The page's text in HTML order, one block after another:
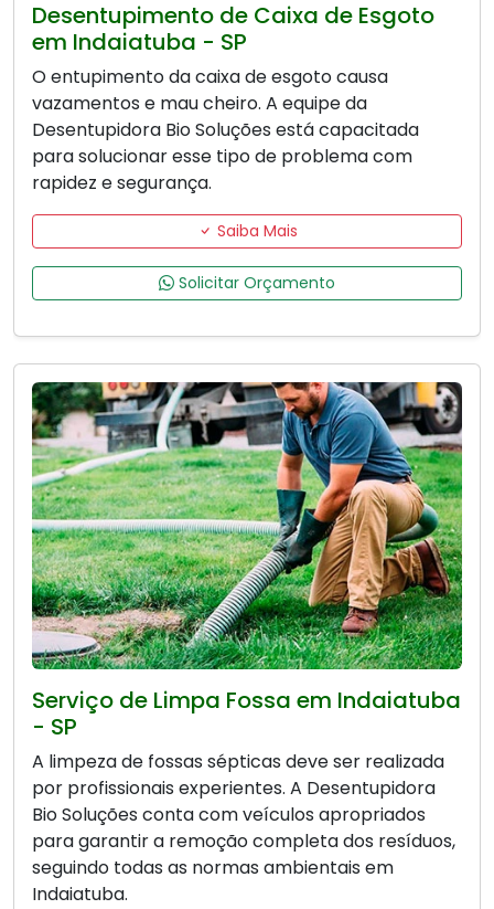
Desentupimento de Caixa de Esgoto
em Indaiatuba - SP
O entupimento da caixa de esgoto causa
vazamentos e mau cheiro. A equipe da
Desentupidora Bio Soluções está capacitada
para solucionar esse tipo de problema com
rapidez e segurança.
Saiba Mais
Solicitar Orçamento
Serviço de Limpa Fossa em Indaiatuba
- SP
A limpeza de fossas sépticas deve ser realizada
por profissionais experientes. A Desentupidora
Bio Soluções conta com veículos apropriados
para garantir a remoção completa dos resíduos,
seguindo todas as normas ambientais em
Indaiatuba.